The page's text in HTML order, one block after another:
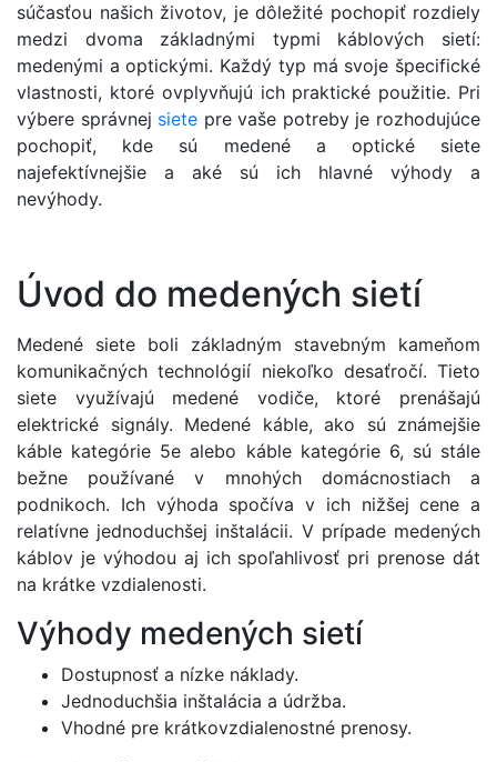
súčasťou našich životov, je dôležité pochopiť rozdiely
medzi dvoma základnými typmi káblových sietí:
medenými a optickými. Každý typ má svoje špecifické
vlastnosti, ktoré ovplyvňujú ich praktické použitie. Pri
výbere správnej siete pre vaše potreby je rozhodujúce
pochopiť, kde sú medené a optické siete
najefektívnejšie a aké sú ich hlavné výhody a
nevýhody.
Úvod do medených sietí
Medené siete boli základným stavebným kameňom
komunikačných technológií niekoľko desaťročí. Tieto
siete využívajú medené vodiče, ktoré prenášajú
elektrické signály. Medené káble, ako sú známejšie
káble kategórie 5e alebo káble kategórie 6, sú stále
bežne používané v mnohých domácnostiach a
podnikoch. Ich výhoda spočíva v ich nižšej cene a
relatívne jednoduchšej inštalácii. V prípade medených
káblov je výhodou aj ich spoľahlivosť pri prenose dát
na krátke vzdialenosti.
Výhody medených sietí
Dostupnosť a nízke náklady.
Jednoduchšia inštalácia a údržba.
Vhodné pre krátkovzdialenostné prenosy.